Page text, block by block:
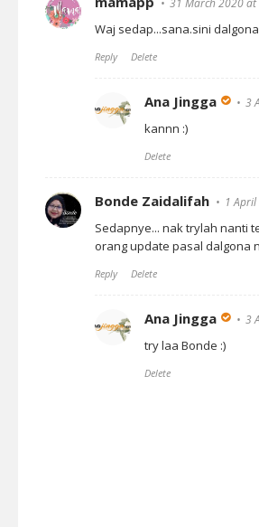
31 March 2020
Waj sedap...sana.sini
Reply Delete
Ana Jingga 3
kannn :)
Delete
Bonde Zaidalifah 1
Sedapnye... nak trylah nanti
orang update pasal dalgona
Reply Delete
Ana Jingga 3
try laa Bonde :)
Delete